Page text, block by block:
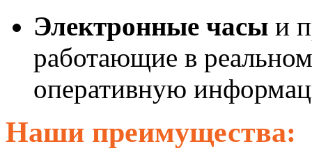
Электронные часы и
работающие в
оперативную
Наши преимущества: